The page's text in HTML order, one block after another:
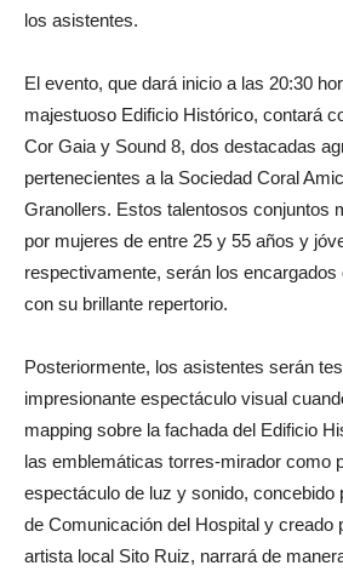
los asistentes.
El evento, que dará inicio a las 20:30
majestuoso Edificio Histórico, contará
Cor Gaia y Sound 8, dos destacadas
pertenecientes a la Sociedad Coral
Granollers. Estos talentosos conjuntos
por mujeres de entre 25 y 55 años y
respectivamente, serán los
con su brillante repertorio.
Posteriormente, los asistentes serán
impresionante espectáculo visual
mapping sobre la fachada del Edificio
las emblemáticas torres-mirador como
espectáculo de luz y sonido, concebido
de Comunicación del Hospital y creado
artista local Sito Ruiz, narrará de